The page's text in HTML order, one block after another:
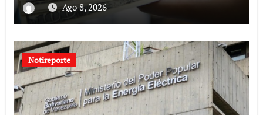
Ago 8, 2026
Notireporte